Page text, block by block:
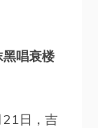
唱衰楼
21日，吉